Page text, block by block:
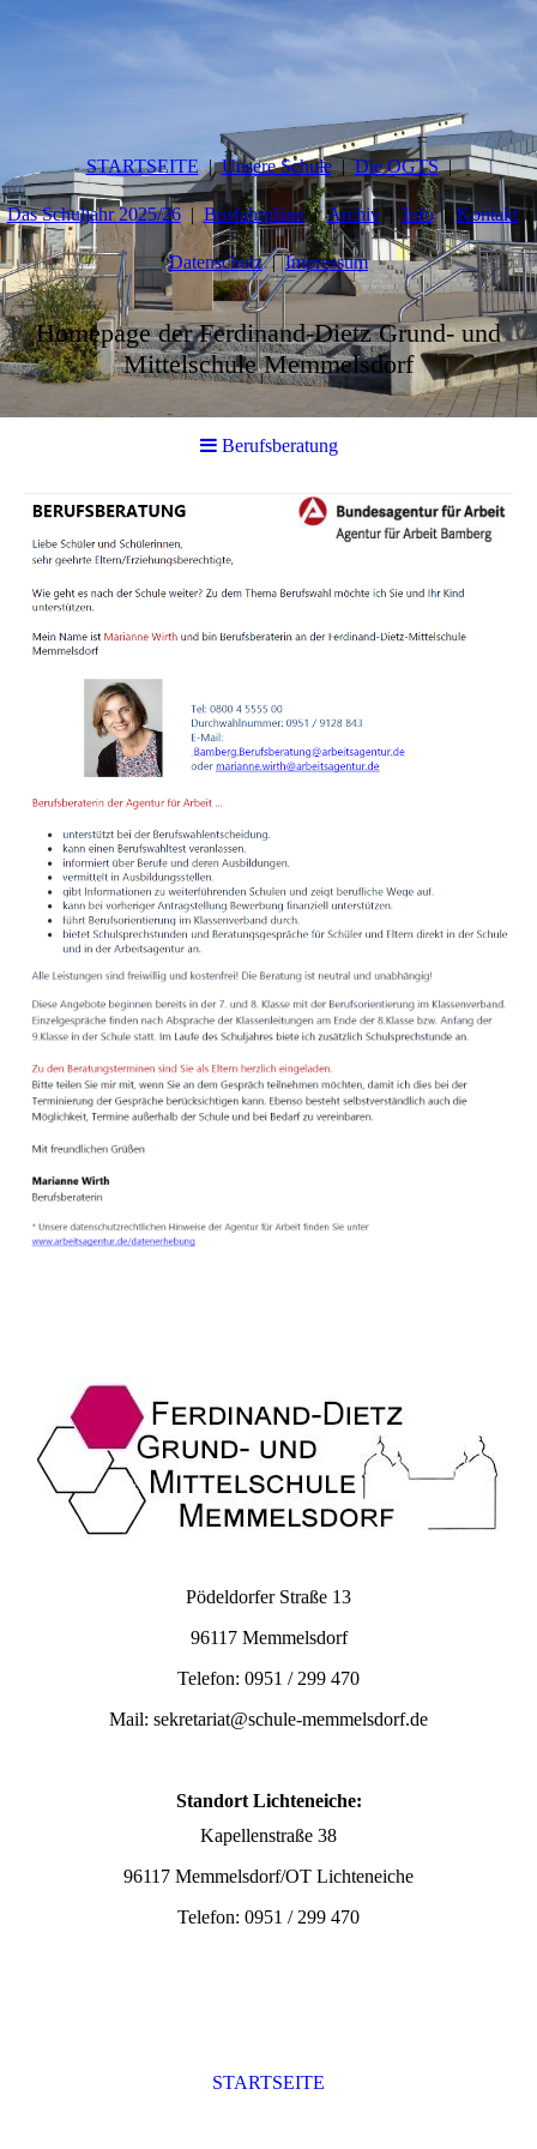
STARTSEITE Unsere Schule Die OGTS
Das Schuljahr 2025/26 Busfahrpläne Archiv Info Kontakt
Datenschutz Impressum
Homepage der Ferdinand-Dietz Grund- und
Mittelschule Memmelsdorf
Berufsberatung
Pödeldorfer Straße 13
96117 Memmelsdorf
Telefon: 0951 / 299 470
Mail: sekretariat@schule-memmelsdorf.de
Standort Lichteneiche:
Kapellenstraße 38
96117 Memmelsdorf/OT Lichteneiche
Telefon: 0951 / 299 470
STARTSEITE